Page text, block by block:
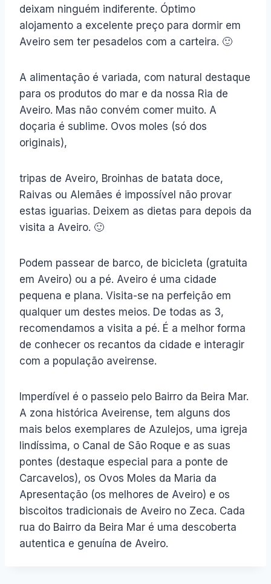
deixam ninguém indiferente. Óptimo
alojamento a excelente preço para dormir em
Aveiro sem ter pesadelos com a carteira. 🙂
A alimentação é variada, com natural destaque
para os produtos do mar e da nossa Ria de
Aveiro. Mas não convém comer muito. A
doçaria é sublime. Ovos moles (só dos
originais),
tripas de Aveiro, Broinhas de batata doce,
Raivas ou Alemães é impossível não provar
estas iguarias. Deixem as dietas para depois da
visita a Aveiro. 🙂
Podem passear de barco, de bicicleta (gratuita
em Aveiro) ou a pé. Aveiro é uma cidade
pequena e plana. Visita-se na perfeição em
qualquer um destes meios. De todas as 3,
recomendamos a visita a pé. É a melhor forma
de conhecer os recantos da cidade e interagir
com a população aveirense.
Imperdível é o passeio pelo Bairro da Beira Mar.
A zona histórica Aveirense, tem alguns dos
mais belos exemplares de Azulejos, uma igreja
lindíssima, o Canal de São Roque e as suas
pontes (destaque especial para a ponte de
Carcavelos), os Ovos Moles da Maria da
Apresentação (os melhores de Aveiro) e os
biscoitos tradicionais de Aveiro no Zeca. Cada
rua do Bairro da Beira Mar é uma descoberta
autentica e genuína de Aveiro.